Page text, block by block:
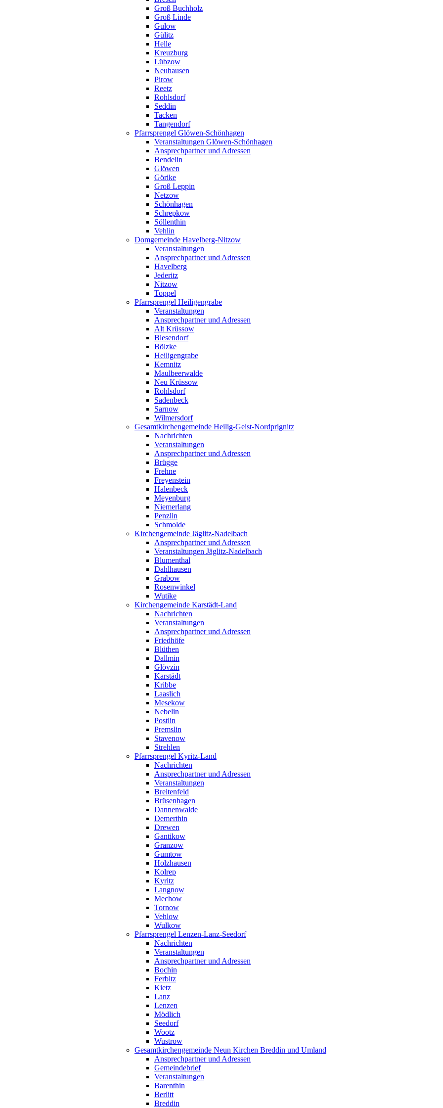
Groß Buchholz
Groß Linde
Gulow
Gülitz
Helle
Kreuzburg
Lübzow
Neuhausen
Pirow
Reetz
Rohlsdorf
Seddin
Tacken
Tangendorf
Pfarrsprengel Glöwen-Schönhagen
Veranstaltungen Glöwen-Schönhagen
Ansprechpartner und Adressen
Bendelin
Glöwen
Görike
Groß Leppin
Netzow
Schönhagen
Schrepkow
Söllenthin
Vehlin
Domgemeinde Havelberg-Nitzow
Veranstaltungen
Ansprechpartner und Adressen
Havelberg
Jederitz
Nitzow
Toppel
Pfarrsprengel Heiligengrabe
Veranstaltungen
Ansprechpartner und Adressen
Alt Krüssow
Blesendorf
Bölzke
Heiligengrabe
Kemnitz
Maulbeerwalde
Neu Krüssow
Rohlsdorf
Sadenbeck
Sarnow
Wilmersdorf
Gesamtkirchengemeinde Heilig-Geist-Nordprignitz
Nachrichten
Veranstaltungen
Ansprechpartner und Adressen
Brügge
Frehne
Freyenstein
Halenbeck
Meyenburg
Niemerlang
Penzlin
Schmolde
Kirchengemeinde Jäglitz-Nadelbach
Ansprechpartner und Adressen
Veranstaltungen Jäglitz-Nadelbach
Blumenthal
Dahlhausen
Grabow
Rosenwinkel
Wutike
Kirchengemeinde Karstädt-Land
Nachrichten
Veranstaltungen
Ansprechpartner und Adressen
Friedhöfe
Blüthen
Dallmin
Glövzin
Karstädt
Kribbe
Laaslich
Mesekow
Nebelin
Postlin
Premslin
Stavenow
Strehlen
Pfarrsprengel Kyritz-Land
Nachrichten
Ansprechpartner und Adressen
Veranstaltungen
Breitenfeld
Brüsenhagen
Dannenwalde
Demerthin
Drewen
Gantikow
Granzow
Gumtow
Holzhausen
Kolrep
Kyritz
Langnow
Mechow
Tornow
Vehlow
Wulkow
Pfarrsprengel Lenzen-Lanz-Seedorf
Nachrichten
Veranstaltungen
Ansprechpartner und Adressen
Bochin
Ferbitz
Kietz
Lanz
Lenzen
Mödlich
Seedorf
Wootz
Wustrow
Gesamtkirchengemeinde Neun Kirchen Breddin und Umland
Ansprechpartner und Adressen
Gemeindebrief
Veranstaltungen
Barenthin
Berlitt
Breddin